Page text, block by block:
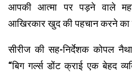
आपकी आत्मा पर पड़ने वाले
आखिरकार खुद की पहचान करने का
सीरीज की सह-निर्देशक कोपल
“बिग गर्ल्स डोंट क्राई एक बेहद